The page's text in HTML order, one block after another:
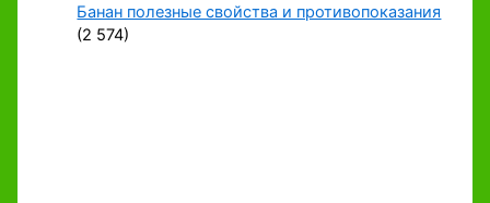
Банан полезные свойства и противопоказания
(2 574)